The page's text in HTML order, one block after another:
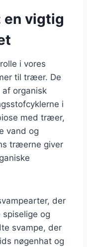
en vigtig
i vores
til træer. De
organisk
i
med træer,
vand og
træerne giver
der
og
svampe, der
nøgenhat og